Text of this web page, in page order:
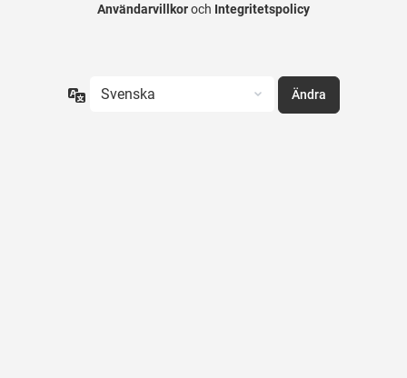
Användarvillkoroch Integritetspolicy
Språk